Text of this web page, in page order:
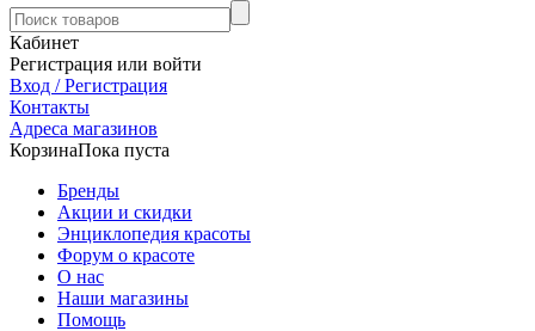
Кабинет
Регистрация или войти
Вход / Регистрация
Контакты
Адреса магазинов
КорзинаПока пуста
Бренды
Акции и скидки
Энциклопедия красоты
Форум о красоте
О нас
Наши магазины
Помощь